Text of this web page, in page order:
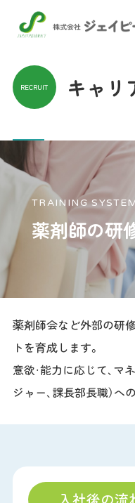
RECRUIT キャリ
TRAINING
薬剤師の研
薬剤師会など外部の研
トを育成します。
意欲・能力に応じて、マ
ジャー、課長部長職）へ